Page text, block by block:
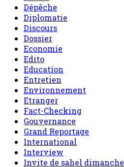
Dépêche
Diplomatie
Discours
Dossier
Economie
Edito
Education
Entretien
Environnement
Etranger
Fact-Checking
Gouvernance
Grand Reportage
International
Interview
Invite de sahel dimanche